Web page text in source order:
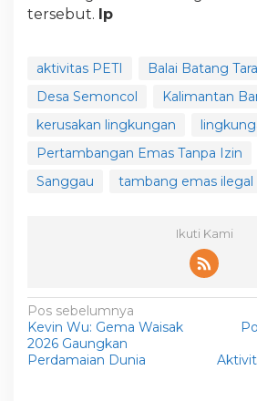
tersebut. lp
aktivitas PETI
Balai Batang
Desa Semoncol
Kalimantan
kerusakan lingkungan
Pertambangan Emas Tanpa Izin
Sanggau
tambang emas ilegal
Ikuti Kami
N
a
v
Pos sebelumnya
Kevin Wu: Gema Waisak
2026 Gaungkan
Perdamaian Dunia